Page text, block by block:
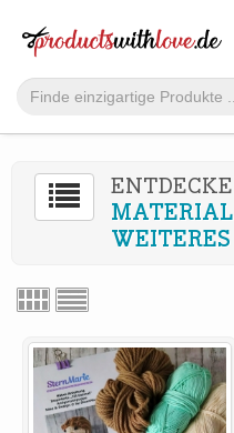
MATERIAL
WEITERES